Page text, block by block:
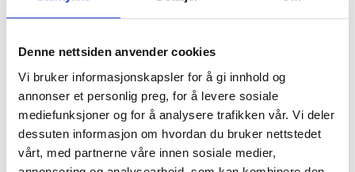
Denne nettsiden anvender cookies
Vi bruker informasjonskapsler for å gi innhold og
annonser et personlig preg, for å levere sosiale
mediefunksjoner og for å analysere trafikken vår. Vi deler
dessuten informasjon om hvordan du bruker nettstedet
vårt, med partnerne våre innen sosiale medier,
Se lignende prosjekter